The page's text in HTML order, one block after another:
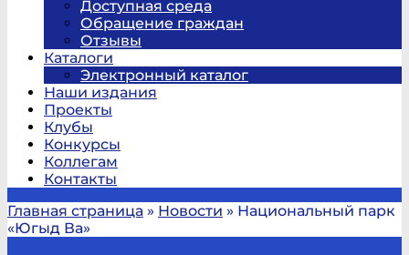
Доступная среда
Обращение граждан
Отзывы
Каталоги
Электронный каталог
Наши издания
Проекты
Клубы
Конкурсы
Коллегам
Контакты
Главная страница » Новости » Национальный парк
«Югыд Ва»